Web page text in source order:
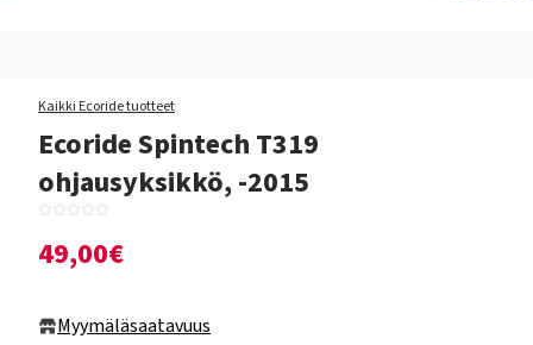
Kaikki Ecoride tuotteet
Ecoride Spintech T319
ohjausyksikkö, -2015
49,00€
Myymäläsaatavuus